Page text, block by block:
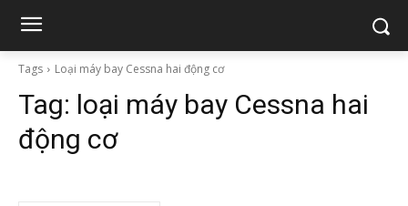
Tags Loại máy bay Cessna hai động cơ
Tag: loại máy bay Cessna hai
động cơ